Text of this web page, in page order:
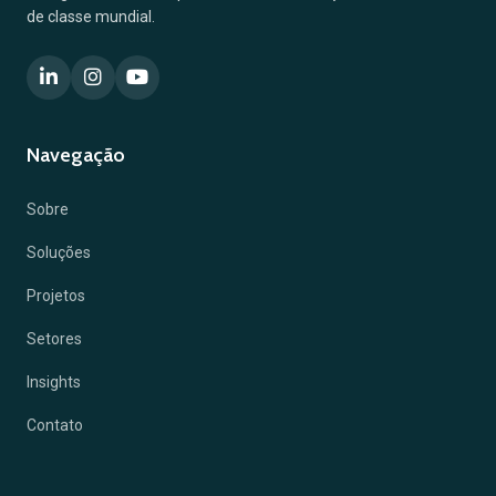
de classe mundial.
Navegação
Sobre
Soluções
Projetos
Setores
Insights
Contato